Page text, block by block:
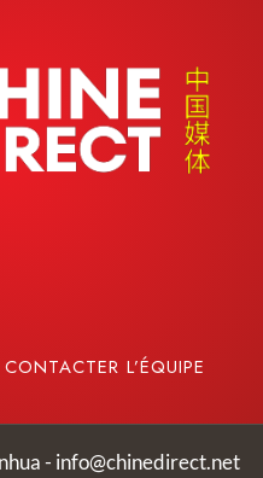
CONTACTER L’ÉQUIPE
- info@chinedirect.net